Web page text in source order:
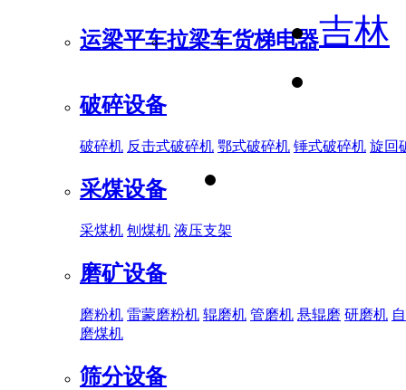
运梁平车拉梁车货梯电器
破碎设备
破碎机 反击式破碎机 鄂式破碎机 锤式破碎机 旋回
采煤设备
采煤机 刨煤机 液压支架
磨矿设备
磨粉机 雷蒙磨粉机 辊磨机 管磨机 悬辊磨 研磨机
磨煤机
筛分设备
吉林